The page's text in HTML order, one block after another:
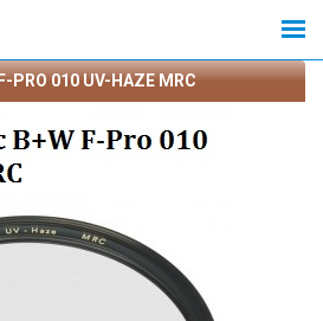
PRO 010 UV-HAZE MRC